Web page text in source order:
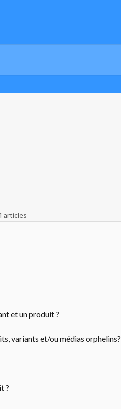
articles
et un produit ?
variants et/ou médias orphelins?
?